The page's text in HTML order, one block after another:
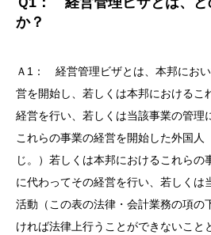
か？
Ａ1： 経営管理ビザとは、本邦にお
営を開始し、若しくは本邦におけるこ
経営を行い、若しくは当該事業の管理
これらの事業の経営を開始した外国人
じ。）若しくは本邦におけるこれらの
に代わってその経営を行い、若しくは
活動（この表の法律・会計業務の項の
ければ法律上行うことができないこと